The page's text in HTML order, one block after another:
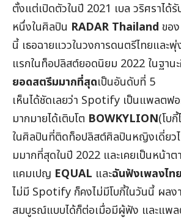
ตั้งแต่เปิดตัวในปี 2021 เบล วริศราได้รั
หนึ่งในศิลปิน RADAR Thailand ขอ
นี้ เธอฉายแววในวงการดนตรีไทยและ
แรกในท็อปลิสต์ยอดนิยม 2022 ในฐานะ
ยอดสตรีมมากที่สุดเป็นอันดับที่ 5
เห็นได้ชัดเลยว่า Spotify เป็นแพลตฟ
มากมายได้เติบโต BOWKYLION(โบ
ในศิลปินที่ติดท็อปลิสต์ศิลปินหญิงเดี่ยว
มมากที่สุดในปี 2022 และเคยเป็นหน้าต
แคมเปญ EQUAL และฉันฟังเพลงไท
ไม่มี Spotify ก็คงไม่มีโบกี้ในวันนี้ ผลง
สมบูรณ์แบบได้ก็ต่อเมื่อมีผู้ฟัง และแพ